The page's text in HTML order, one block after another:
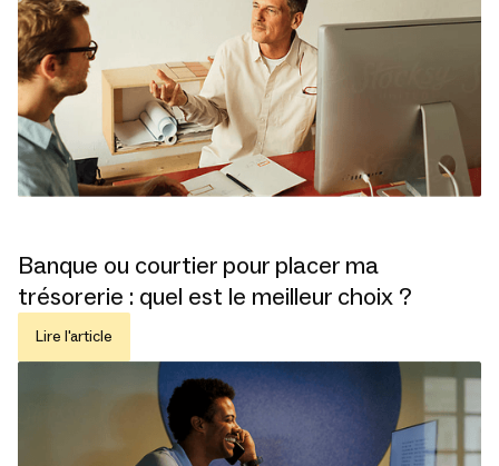
Banque ou courtier pour placer ma
trésorerie : quel est le meilleur choix ?
Lire l'article